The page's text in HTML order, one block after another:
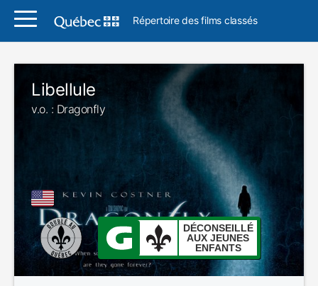
Répertoire des films classés
Libellule
v.o. : Dragonfly
DÉCONSEILLÉ
AUX JEUNES
ENFANTS